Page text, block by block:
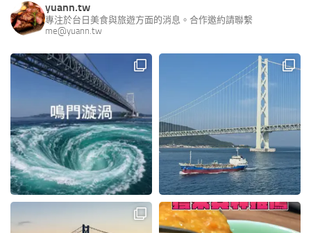
yuann.tw
專注於台日美食與旅遊方面的消息。合作邀約請聯繫
me@yuann.tw